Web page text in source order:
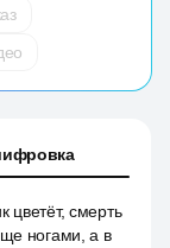
цветёт, смерть
ногами, а в